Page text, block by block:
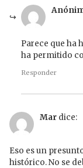
Parece que ha
ha permitido
Responder
Mar dice:
Eso es un
histórico. No se